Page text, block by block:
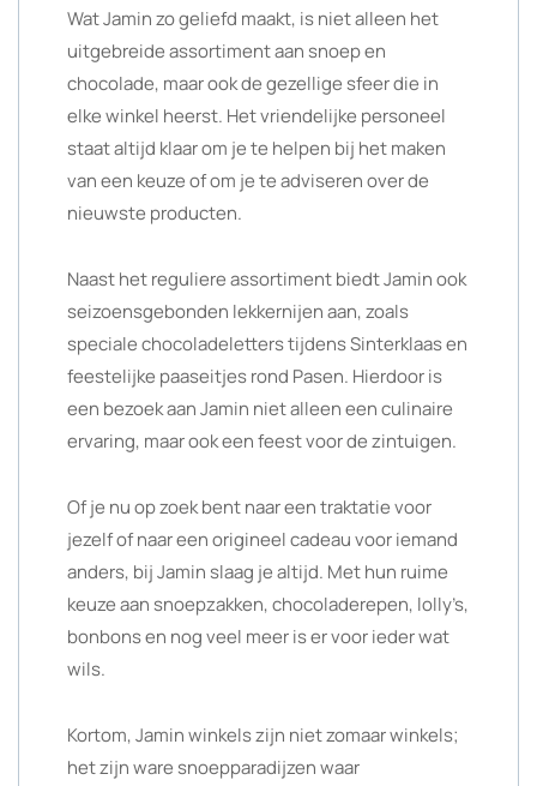
Wat Jamin zo geliefd maakt, is niet alleen het
uitgebreide assortiment aan snoep en
chocolade, maar ook de gezellige sfeer die in
elke winkel heerst. Het vriendelijke personeel
staat altijd klaar om je te helpen bij het maken
van een keuze of om je te adviseren over de
nieuwste producten.
Naast het reguliere assortiment biedt Jamin ook
seizoensgebonden lekkernijen aan, zoals
speciale chocoladeletters tijdens Sinterklaas en
feestelijke paaseitjes rond Pasen. Hierdoor is
een bezoek aan Jamin niet alleen een culinaire
ervaring, maar ook een feest voor de zintuigen.
Of je nu op zoek bent naar een traktatie voor
jezelf of naar een origineel cadeau voor iemand
anders, bij Jamin slaag je altijd. Met hun ruime
keuze aan snoepzakken, chocoladerepen, lolly’s,
bonbons en nog veel meer is er voor ieder wat
wils.
Kortom, Jamin winkels zijn niet zomaar winkels;
het zijn ware snoepparadijzen waar